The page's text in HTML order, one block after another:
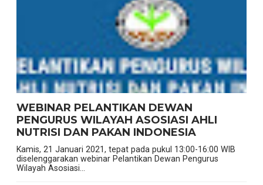
WEBINAR PELANTIKAN DEWAN
PENGURUS WILAYAH ASOSIASI AHLI
NUTRISI DAN PAKAN INDONESIA
Kamis, 21 Januari 2021, tepat pada pukul 13:00-16:00 WIB
diselenggarakan webinar Pelantikan Dewan Pengurus
Wilayah Asosiasi...